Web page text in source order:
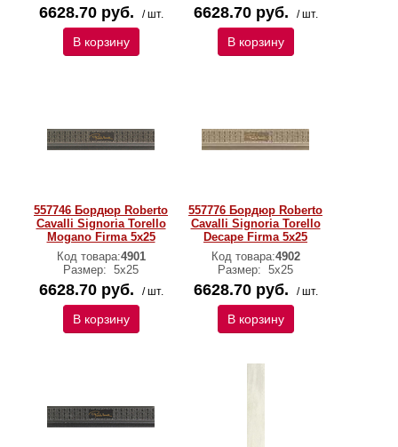
6628.70 руб. / шт.
В корзину
6628.70 руб. / шт.
В корзину
557746 Бордюр Roberto
Cavalli Signoria Torello
Mogano Firma 5x25
Код товара:4901
Размер: 5x25
6628.70 руб. / шт.
В корзину
557776 Бордюр Roberto
Cavalli Signoria Torello
Decape Firma 5x25
Код товара:4902
Размер: 5x25
6628.70 руб. / шт.
В корзину